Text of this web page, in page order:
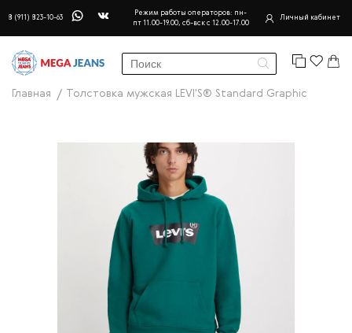
8 (911) 823-10-63
Режим работы операторов: пн-
пт 11.00-19.00, сб-вск с 12.00-17.00
Личный кабинет
Главная Толстовка мужская LEVI'S® Standard Graphic